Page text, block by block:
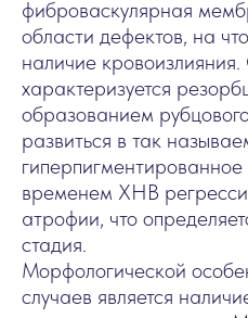
фиброваскулярная
области дефектов, на
наличие
характеризуется
образованием
развиться в так
временем ХНВ
атрофии, что
стадия.
Морфологической
случаев является